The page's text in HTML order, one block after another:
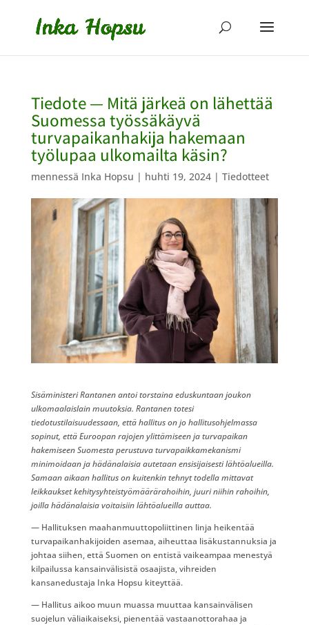
Tiedote — Mitä järkeä on lähettää
Suomessa työssäkäyvä
turvapaikanhakija hakemaan
työlupaa ulkomailta käsin?
mennessä Inka Hopsu | huhti 19, 2024| Tiedotteet
Sisäministeri Rantanen antoi torstaina eduskuntaan joukon
ulkomaalaislain muutoksia. Rantanen totesi
tiedotustilaisuudessaan, että hallitus on jo hallitusohjelmassa
sopinut, että Euroopan rajojen ylittämiseen ja turvapaikan
hakemiseen Suomesta perustuva turvapaikkamekanismi
minimoidaan ja hädänalaisia autetaan ensisijaisesti lähtöalueilla.
Samaan aikaan hallitus on kuitenkin tehnyt todella mittavat
leikkaukset kehitysyhteistyömäärärahoihin, juuri niihin rahoihin,
joilla hädänalaisia voitaisiin lähtöalueilla auttaa.
— Hallituksen maahanmuuttopoliittinen linja heikentää
turvapaikanhakijoiden asemaa, aiheuttaa lisäkustannuksia ja
johtaa siihen, että Suomen on entistä vaikeampaa menestyä
kilpailussa kansainvälisistä osaajista, vihreiden
kansanedustaja Inka Hopsu kiteyttää.
— Hallitus aikoo muun muassa muuttaa kansainvälisen
suojelun väliaikaiseksi, pienentää vastaanottorahaa ja